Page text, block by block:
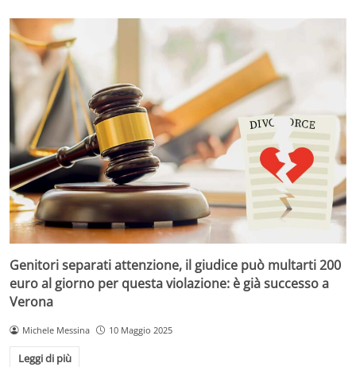
Genitori separati attenzione, il giudice può multarti 200
euro al giorno per questa violazione: è già successo a
Verona
Michele Messina 10 Maggio 2025
Leggi di più